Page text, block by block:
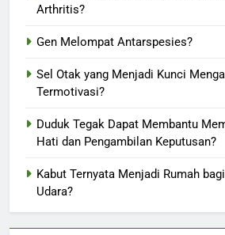
Arthritis?
Gen Melompat Antarspesies?
Sel Otak yang Menjadi Kunci
Termotivasi?
Duduk Tegak Dapat Membantu
Hati dan Pengambilan Keputusan?
Kabut Ternyata Menjadi Rumah
Udara?